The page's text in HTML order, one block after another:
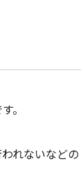
。
れないなど